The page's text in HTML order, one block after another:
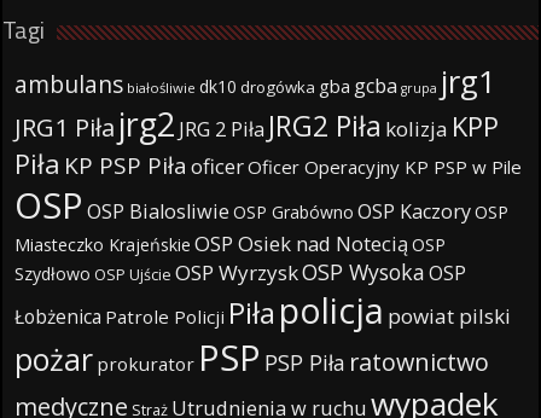
Tagi
ambulans białośliwie dk10 drogówka gba gcba grupa jrg1
JRG1 Piła jrg2 JRG 2 Piła JRG2 Piła kolizja KPP
Piła KP PSP Piła oficerOficer Operacyjny KP PSP w Pile
OSP OSP Bialosliwie OSP Grabówno OSP KaczoryOSP
Miasteczko Krajeńskie OSP Osiek nad Notecią OSP
Szydłowo OSP Ujście OSP WyrzyskOSP WysokaOSP
Łobżenica Patrole Policji Piła policja powiat pilski
pożar prokurator PSP PSP Piła ratownictwo
medyczne Straż Utrudnienia w ruchu wypadek